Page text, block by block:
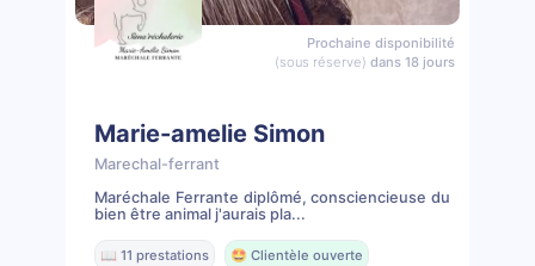
Prochaine disponibilité
(sous réserve) dans 18 jours
Marie-amelie Simon
Marechal-ferrant
Maréchale Ferrante diplômé, consciencieuse du
bien être animal j'aurais pla...
📖 11 prestations 🤩 Clientèle ouverte